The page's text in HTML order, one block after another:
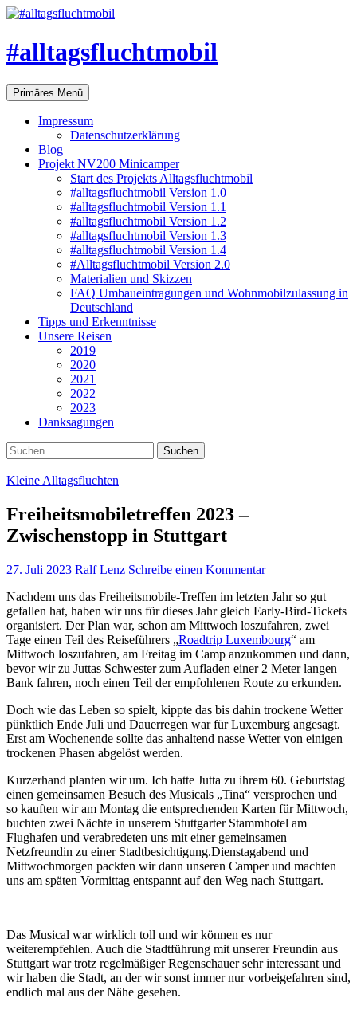
#alltagsfluchtmobil
Suchen
Primäres Menü Zum
Inhalt
springen
Impressum
Datenschutzerklärung
Blog
Projekt NV200 Minicamper
Start des Projekts Alltagsfluchtmobil
#alltagsfluchtmobil Version 1.0
#alltagsfluchtmobil Version 1.1
#alltagsfluchtmobil Version 1.2
#alltagsfluchtmobil Version 1.3
#alltagsfluchtmobil Version 1.4
#Alltagsfluchtmobil Version 2.0
Materialien und Skizzen
FAQ Umbaueintragungen und Wohnmobilzulassung in
Deutschland
Tipps und Erkenntnisse
Unsere Reisen
2019
2020
2021
2022
2023
Danksagungen
Suchen
nach:
Kleine Alltagsfluchten
Freiheitsmobiletreffen 2023 –
Zwischenstopp in Stuttgart
27. Juli 2023 Ralf Lenz Schreibe einen Kommentar
Nachdem uns das Freiheitsmobile-Treffen im letzten Jahr so gut
gefallen hat, haben wir uns für dieses Jahr gleich Early-Bird-Tickets
organisiert. Der Plan war, schon am Mittwoch loszufahren, zwei
Tage einen Teil des Reiseführers „Roadtrip Luxembourg“ am
Mittwoch loszufahren, am Freitag im Camp anzukommen und dann,
bevor wir zu Juttas Schwester zum Aufladen einer 2 Meter langen
Bank fahren, noch einen Teil der empfohlenen Route zu erkunden.
Doch wie das Leben so spielt, kippte das bis dahin trockene Wetter
pünktlich Ende Juli und Dauerregen war für Luxemburg angesagt.
Erst am Wochenende sollte das anhaltend nasse Wetter von einigen
trockenen Phasen abgelöst werden.
Kurzerhand planten wir um. Ich hatte Jutta zu ihrem 60. Geburtstag
einen gemeinsamen Besuch des Musicals „Tina“ versprochen und
so kauften wir am Montag die entsprechenden Karten für Mittwoch,
buchten zwei Nächte in unserem Stuttgarter Stammhotel am
Flughafen und verabredeten uns mit einer gemeinsamen
Netzfreundin zu einer Stadtbesichtigung.Dienstagabend und
Mittwochmorgen packten wir dann unseren Camper und machten
uns am späten Vormittag entspannt auf den Weg nach Stuttgart.
Das Musical war wirklich toll und wir können es nur
weiterempfehlen. Auch die Stadtführung mit unserer Freundin aus
Stuttgart war trotz regelmäßiger Regenschauer sehr interessant und
wir haben die Stadt, an der wir sonst immer nur vorbeigefahren sind,
endlich mal aus der Nähe gesehen.